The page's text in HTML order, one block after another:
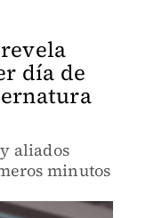
día de
aliados
minutos